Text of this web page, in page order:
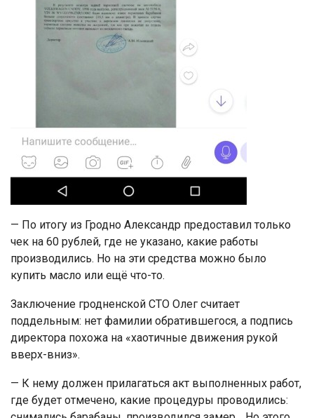
— По итогу из Гродно Александр предоставил только
чек на 60 рублей, где не указано, какие работы
производились. Но на эти средства можно было
купить масло или ещё что-то.
Заключение гродненской СТО Олег считает
поддельным: нет фамилии обратившегося, а подпись
директора похожа на «хаотичные движения рукой
вверх-вниз».
— К нему должен прилагаться акт выполненных работ,
где будет отмечено, какие процедуры проводились: